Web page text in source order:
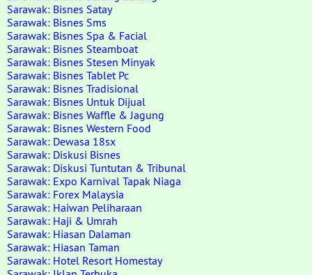
Sarawak: Bisnes Satay
Sarawak: Bisnes Sms
Sarawak: Bisnes Spa & Facial
Sarawak: Bisnes Steamboat
Sarawak: Bisnes Stesen Minyak
Sarawak: Bisnes Tablet Pc
Sarawak: Bisnes Tradisional
Sarawak: Bisnes Untuk Dijual
Sarawak: Bisnes Waffle & Jagung
Sarawak: Bisnes Western Food
Sarawak: Dewasa 18sx
Sarawak: Diskusi Bisnes
Sarawak: Diskusi Tuntutan & Tribunal
Sarawak: Expo Karnival Tapak Niaga
Sarawak: Forex Malaysia
Sarawak: Haiwan Peliharaan
Sarawak: Haji & Umrah
Sarawak: Hiasan Dalaman
Sarawak: Hiasan Taman
Sarawak: Hotel Resort Homestay